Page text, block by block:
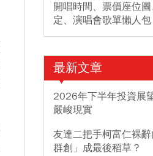
開唱時間、票價座位
定、演唱會歌單懶人包
最新文章
2026年下半年投資展
嚴峻現實
友達二把手柯富仁裸
群創」成最後稻草？